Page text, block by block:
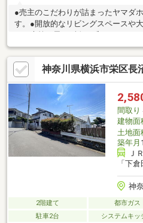
●売主のこだわりが詰まったヤマダ
す。●開放的なリビングスペースや
す。●大容量の収納や使いやすい玄
だけでなくすまいとしての機能にも
家です。●築浅、状態良好のため大
く、そのままお住まいになれます！
スも良好な立地です！●光熱費削減
神奈川県横浜市栄区長
間取り
建物面
土地面
築年月
Ｊ
「下
神
2階建て 都市ガス
駐車2台
システムキッ